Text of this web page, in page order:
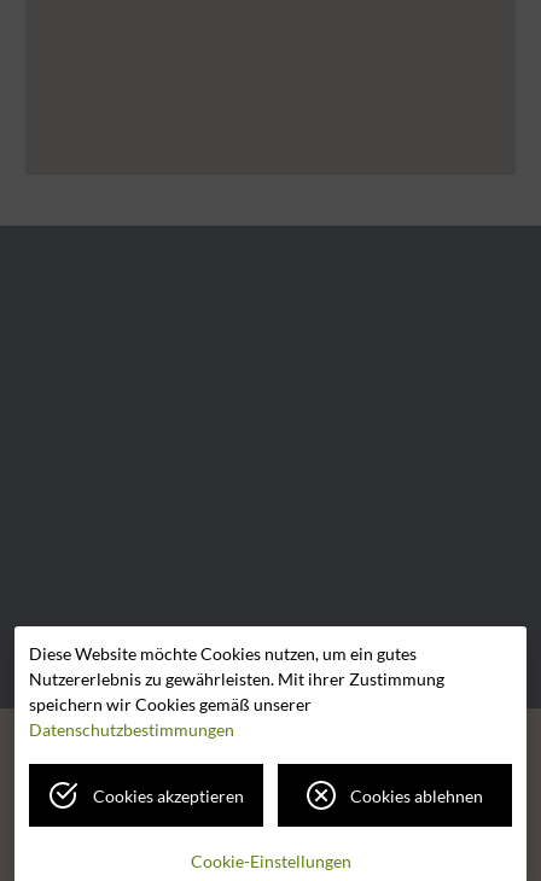
KONTAKT
FAQ
Barrierefrei-Modus:
Diese Website möchte Cookies nutzen, um ein gutes
Nutzererlebnis zu gewährleisten. Mit ihrer Zustimmung
speichern wir Cookies gemäß unserer
Datenschutzbestimmungen
Cookies akzeptieren Cookies ablehnen
Cookie-Einstellungen